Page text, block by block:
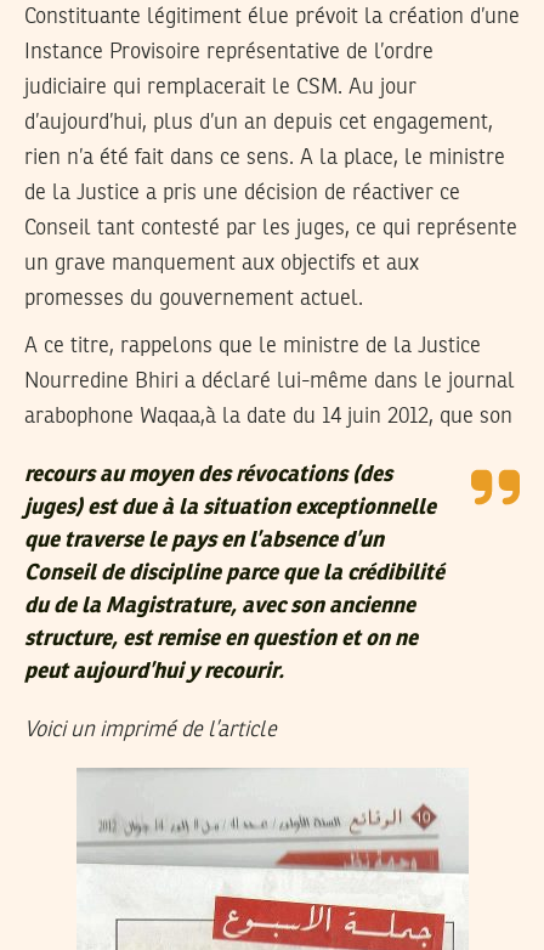
Constituante légitiment élue prévoit la création d’une
Instance Provisoire représentative de l’ordre
judiciaire qui remplacerait le CSM. Au jour
d’aujourd’hui, plus d’un an depuis cet engagement,
rien n’a été fait dans ce sens. A la place, le ministre
de la Justice a pris une décision de réactiver ce
Conseil tant contesté par les juges, ce qui représente
un grave manquement aux objectifs et aux
promesses du gouvernement actuel.
A ce titre, rappelons que le ministre de la Justice
Nourredine Bhiri a déclaré lui-même dans le journal
arabophone Waqaa,à la date du 14 juin 2012, que son
recours au moyen des révocations (des
juges) estdue à la situation exceptionnelle
que traverse le pays en l’absence d’un
Conseil de discipline parce que la crédibilité
du de la Magistrature, avec son ancienne
structure, est remise en question et on ne
peut aujourd’hui y recourir.
Voici un imprimé de l’article